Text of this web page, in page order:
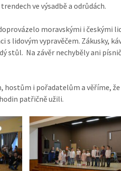
ve výsadbě a odrůdách.
moravskými i českými
s lidovým vypravěčem. Zákusky,
stůl. Na závěr nechyběly ani
hostům i pořadatelům a věříme,
patřičně užili.